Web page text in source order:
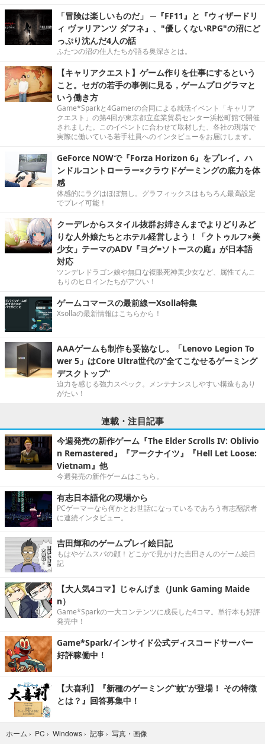
「冒険は楽しいものだ」 ─『FF11』と『ウィザードリ
ィ ヴァリアンツ ダフネ』、"優しくないRPG"の沼にど
っぷり沈んだ4人の話
ふたつの沼の住人たちが語る奥深さとは。
【キャリアクエスト】ゲーム作りを仕事にするという
こと。セガの若手の事例に見る，ゲームプログラマと
いう働き方
Game*Sparkと4Gamerの合同による就活イベント「キャリア
クエスト」の第4回が東京都立産業貿易センター浜松町館で開催
されました。このイベントに合わせて取材した、各社の現場で
実際に働いている若手社員へのインタビューをお届けします。
GeForce NOWで『Forza Horizon 6』をプレイ。ハ
ンドルコントローラー×クラウドゲーミングの底力を体
感
体感的にラグはほぼ無し。グラフィックスはもちろん最高設定
でプレイ可能！
クーデレからスタイル抜群お姉さんまでよりどりみど
りな人外娘たちとホテル経営しよう！「クトゥルフ×美
少女」テーマのADV『ヨグ=ソトースの庭』が日本語
対応
ツンデレドラゴン娘や無口な複眼死神美少女など、属性てんこ
もりのヒロインたちがアツい！
ゲームコマースの最前線ーXsolla特集
Xsollaの最新情報はこちらから！
AAAゲームも制作も妥協なし。「Lenovo Legion To
wer 5」はCore Ultra世代の“全てこなせるゲーミング
デスクトップ”
迫力を感じる強力スペック。メンテナンスしやすい構造もあり
がたい！
連載・注目記事
今週発売の新作ゲーム『The Elder Scrolls IV: Oblivio
n Remastered』『アークナイツ』『Hell Let Loose:
Vietnam』他
今週発売の新作ゲームはこちら。
有志日本語化の現場から
PCゲーマーなら何かとお世話になっているであろう有志翻訳者
に連続インタビュー。
吉田輝和のゲームプレイ絵日記
もはやゲムスパの顔！どこかで見かけた吉田さんのゲーム絵日
記
【大人気4コマ】じゃんげま（Junk Gaming Maide
n）
Game*Sparkの一大コンテンツに成長した4コマ。単行本も好評
発売中！
Game*Spark/インサイド公式ディスコードサーバー
好評稼働中！
【大喜利】『新種のゲーミング“蚊”が登場！ その特徴
とは？』回答募集中！
ホーム › PC › Windows › 記事 › 写真・画像